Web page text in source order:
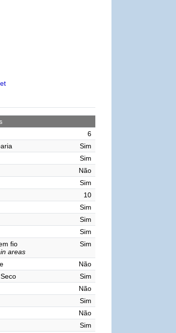
6
Sim
Sim
Não
Sim
10
Sim
Sim
Sim
fio
areas
Sim
Não
Sim
Não
Sim
Não
Sim